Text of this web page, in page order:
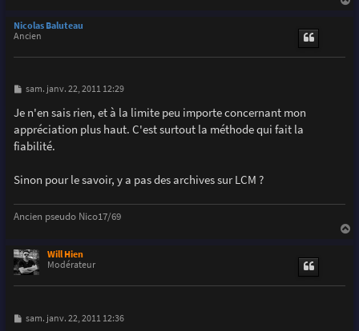
Nicolas Baluteau
Ancien
M
s
s
a
g
e
sam. janv. 22, 2011 12:29
Je n'en sais rien, et à la limite peu importe concernant mon
appréciation plus haut. C'est surtout la méthode qui fait la
fiabilité.
Sinon pour le savoir, y a pas des archives sur LCM ?
Ancien pseudo Nico17/69
Will Hien
Modérateur
M
sam. janv. 22, 2011 12:36